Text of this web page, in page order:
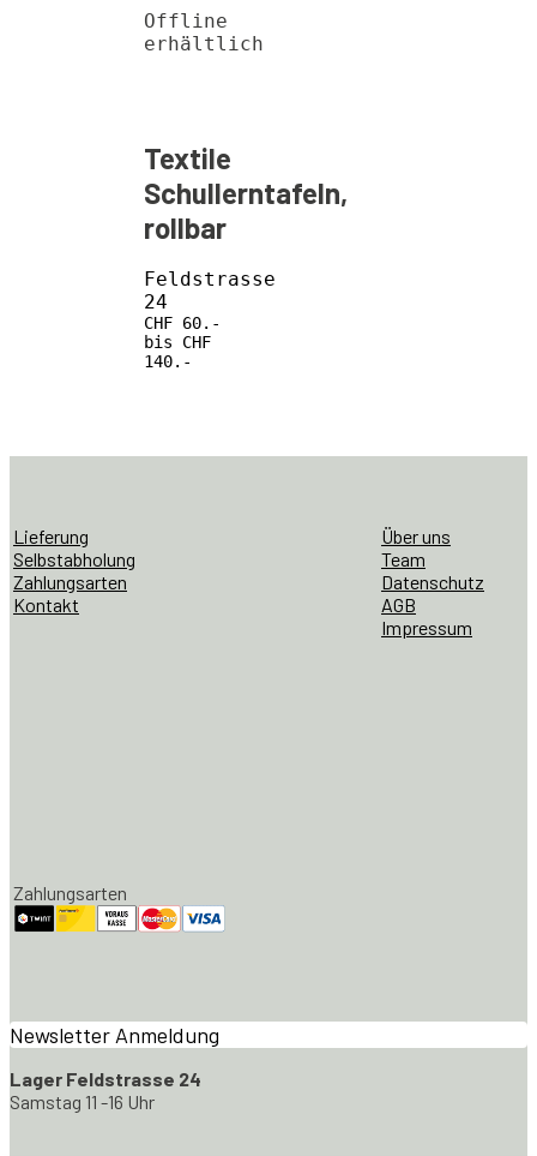
Offline
erhältlich
Textile
Schullerntafeln,
rollbar
Feldstrasse
24
CHF 60.-
bis CHF
140.-
Lieferung
Selbstabholung
Zahlungsarten
Kontakt
Über uns
Team
Datenschutz
AGB
Impressum
Zahlungsarten
Newsletter Anmeldung
Lager Feldstrasse 24
Samstag 11 -16 Uhr